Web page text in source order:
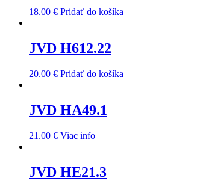
18.00 € Pridať do košíka
JVD H612.22
20.00 € Pridať do košíka
JVD HA49.1
21.00 € Viac info
JVD HE21.3